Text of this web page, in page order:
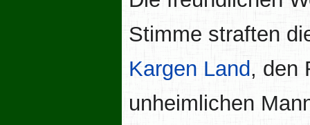
Stimme straften
Kargen Land, den
unheimlichen